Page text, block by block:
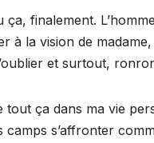
ça, finalement.
à la vision de madame,
et surtout,
tout ça dans ma vie
camps s’affronter